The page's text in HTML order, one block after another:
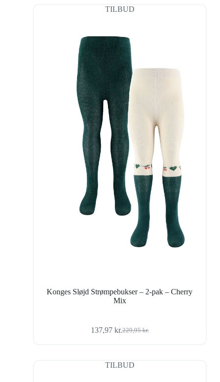
var:
149,95 kr..
er:
89,97 kr..
TILBUD
Konges Sløjd Strømpebukser – 2-pak – Cherry
Mix
229,95kr.
Den
var:
229,95 kr..
137,97 kr.Den
er:
137,97 kr..
TILBUD